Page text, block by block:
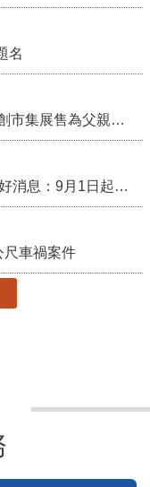
名
3對3戰鬥陀螺團體賽決戰銅鑼灣 青創市集展售為父親節增添繽紛
苗栗親子館暨托嬰中心揭牌 縣長宣布好消息：9月1日起調降臨時托嬰費用
尺車禍案件